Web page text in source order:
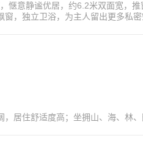
惬意静谧优居，约6.2米双面宽，
窗，独立卫浴，为主人留出更多私密
居住舒适度高；坐拥山、海、林、